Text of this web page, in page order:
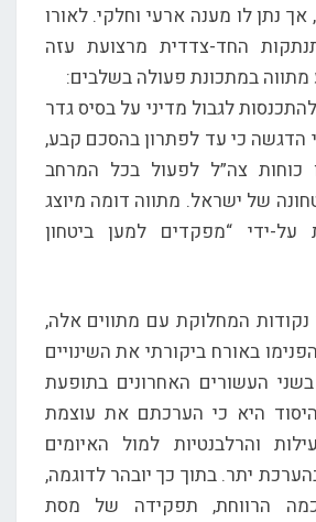
נתן לו מענה ארעי וחלקי. לאורו
החד-צדדית מרצועת עזה
לגבול מדיני על בסיס גדר
הדגשה כי עד לפתרון בהסכם קבע,
כוחות צה”ל לפעול בכל המרחב
של ישראל. מתווה דומה מיוצג
על-ידי “מפקדים למען ביטחון
נקודות המחלוקת עם מתווים אלה,
באורח ביקורתי את השינויים
העשורים האחרונים בתופעת
היא כי הערכתם את עוצמת
והרלבנטיות למול האיומים
יתר. בתוך כך יובהר לדוגמה,
הרווחת, תפקידה של מסת